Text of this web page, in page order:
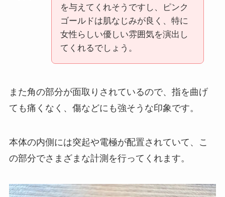
を与えてくれそうですし、ピンク
ゴールドは肌なじみが良く、特に
女性らしい優しい雰囲気を演出し
てくれるでしょう。
また角の部分が面取りされているので、指を曲げ
ても痛くなく、傷などにも強そうな印象です。
本体の内側には突起や電極が配置されていて、こ
の部分でさまざまな計測を行ってくれます。